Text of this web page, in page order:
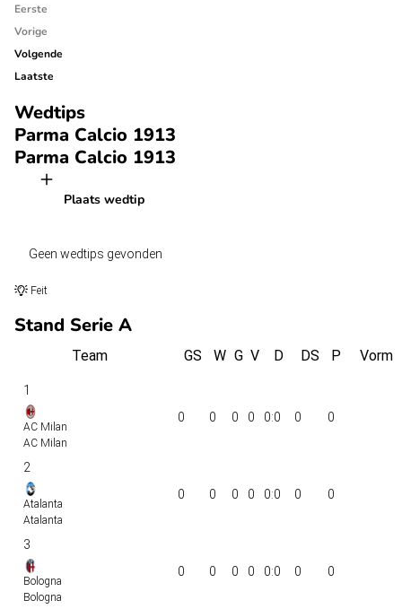
Eerste
Vorige
Volgende
Laatste
Wedtips
Parma Calcio 1913
Parma Calcio 1913
Plaats wedtip
Geen wedtips gevonden
Feit
Stand Serie A
Team GS W G V D DS P Vorm
1
AC Milan
AC Milan
0 0 0 0 0:0 0 0
2
Atalanta
Atalanta
0 0 0 0 0:0 0 0
3
Bologna
Bologna
0 0 0 0 0:0 0 0